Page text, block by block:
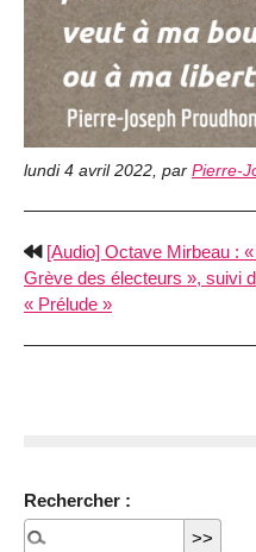
lundi 4 avril 2022, par Pierre-
[Audio] Octave Mirbeau :
Grève des électeurs », suivi
« Prélude »
Rechercher :